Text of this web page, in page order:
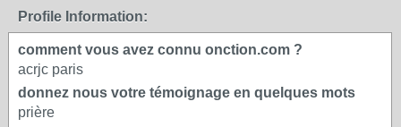
Profile Information:
comment vous avez connu onction.com ?
acrjc paris
donnez nous votre témoignage en quelques mots
prière